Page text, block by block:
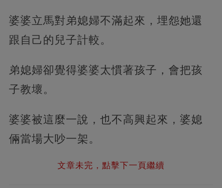
婆婆立馬對弟媳婦不滿起來，埋怨她還
跟自己的兒子計較。
弟媳婦卻覺得婆婆太慣著孩子，會把孩
子教壞。
婆婆被這麼一說，也不高興起來，婆媳
倆當場大吵一架。
文章未完，點擊下一頁繼續